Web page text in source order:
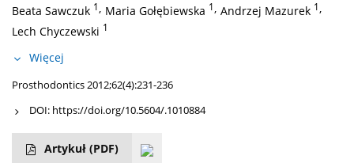
Beata Sawczuk 1, Maria Gołębiewska 1, Andrzej Mazurek 1,
Lech Chyczewski 1
Więcej
Prosthodontics 2012;62(4):231-236
DOI: https://doi.org/10.5604/.1010884
Artykuł (PDF)